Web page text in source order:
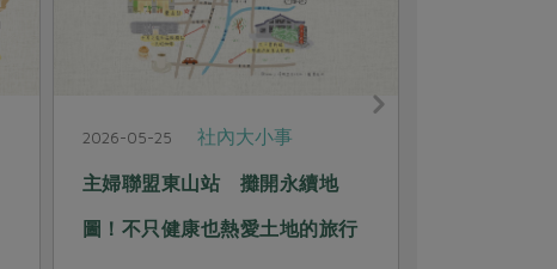
2026-05-25 社內大小事
主婦聯盟東山站 攤開永續地
圖！不只健康也熱愛土地的旅行